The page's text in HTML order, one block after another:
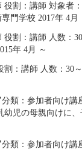
割：講師 対象者
門学校 2017年 4月
割：講師 人数：
年 4月 ～
：講師 人数：30
分類：参加者向け講
幼児の母親向けに
分類：参加者向け講